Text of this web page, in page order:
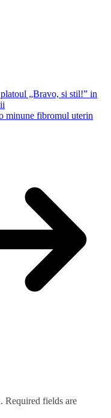
„Bravo, si stil!” in
minune fibromul uterin
Required fields are